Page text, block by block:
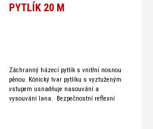
PYTLÍK 20 M
Záchranný házecí pytlík s vnitřní nosnou
pěnou. Kónický tvar pytlíku s vyztuženým
vstupem usnadňuje nasouvání a
vysouvání lana. Bezpečnostní reflexní